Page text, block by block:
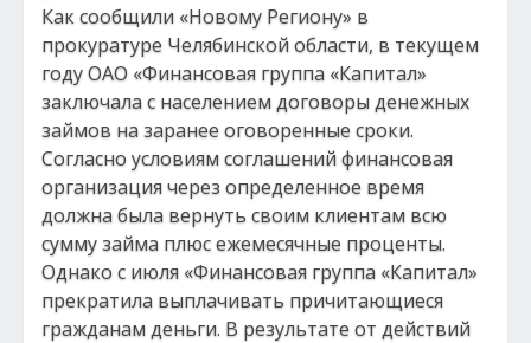
Как сообщили «Новому Региону» в
прокуратуре Челябинской области, в текущем
году ОАО «Финансовая группа «Капитал»
заключала с населением договоры денежных
займов на заранее оговоренные сроки.
Согласно условиям соглашений финансовая
организация через определенное время
должна была вернуть своим клиентам всю
сумму займа плюс ежемесячные проценты.
Однако с июля «Финансовая группа «Капитал»
прекратила выплачивать причитающиеся
гражданам деньги. В результате от действий